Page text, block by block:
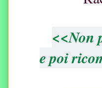
<<Non
e poi